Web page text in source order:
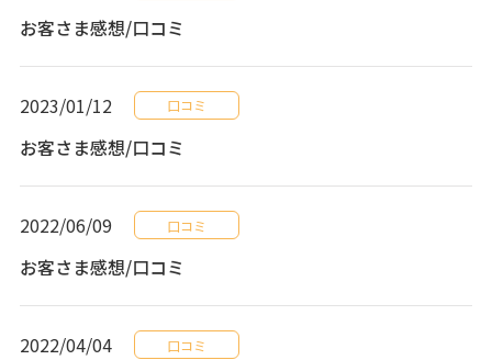
お客さま感想/口コミ
2023/01/12 口コミ
お客さま感想/口コミ
2022/06/09 口コミ
お客さま感想/口コミ
2022/04/04 口コミ